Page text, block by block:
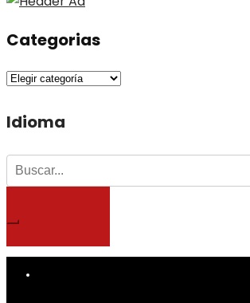
Categorias
Categorias
Idioma